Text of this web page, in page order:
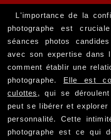
L'importance de la
photographe est
séances photos
avec son expertise dans
comment établir une
photographe. Elle est
culottes , qui se
peut se libérer et
personnalité. Cette
photographe est ce qui